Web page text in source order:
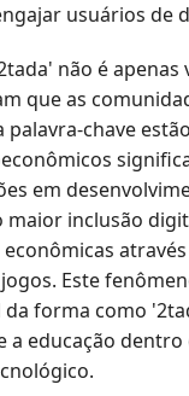
usuários de
não é apenas
que as
palavra-chave
em
maior inclusão
Este
da forma como
a educação